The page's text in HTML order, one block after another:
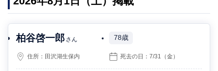
柏谷啓一郎 さん 78歳
住所： 田沢湖生保内 死去の日：7/31 （金）